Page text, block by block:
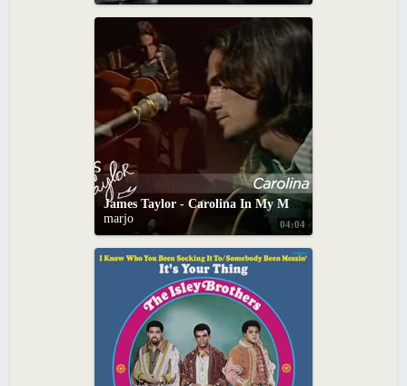
04:04
James Taylor - Carolina In My Mind (BBC In Concert, 11/16/1970)
marjo